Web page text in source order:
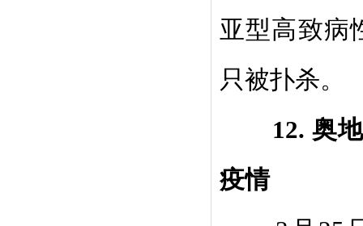
亚型高致病
只被扑杀。
12. 奥
疫情